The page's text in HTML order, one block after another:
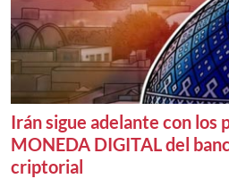
Irán sigue adelante con los
MONEDA DIGITAL del
criptorial